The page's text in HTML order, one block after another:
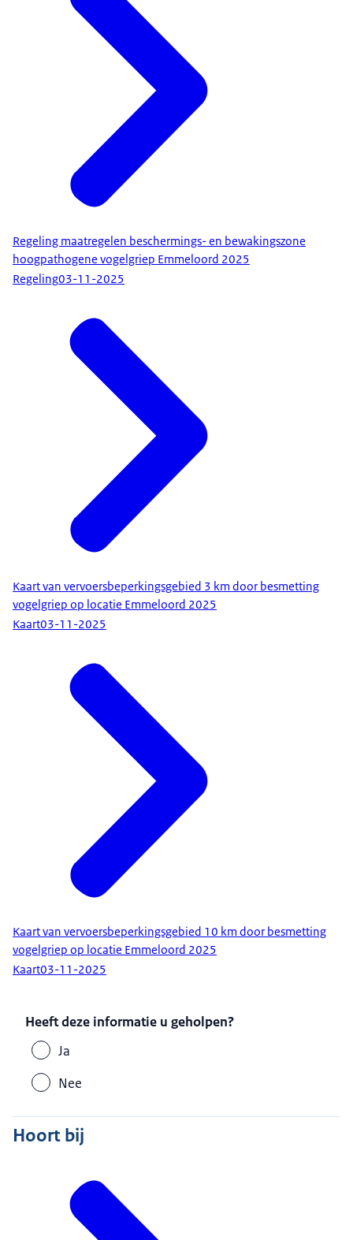
Regeling maatregelen beschermings- en bewakingszone
hoogpathogene vogelgriep Emmeloord 2025
Regeling03-11-2025
Kaart van vervoersbeperkingsgebied 3 km door besmetting
vogelgriep op locatie Emmeloord 2025
Kaart03-11-2025
Kaart van vervoersbeperkingsgebied 10 km door besmetting
vogelgriep op locatie Emmeloord 2025
Kaart03-11-2025
Heeft deze informatie u geholpen?
Ja
Nee
Hoort bij